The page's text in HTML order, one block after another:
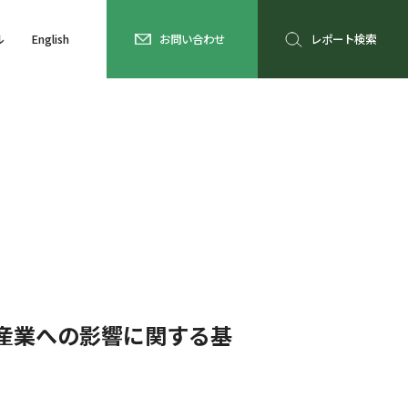
English お問い合わせ レポート検索
業への影響に関する基